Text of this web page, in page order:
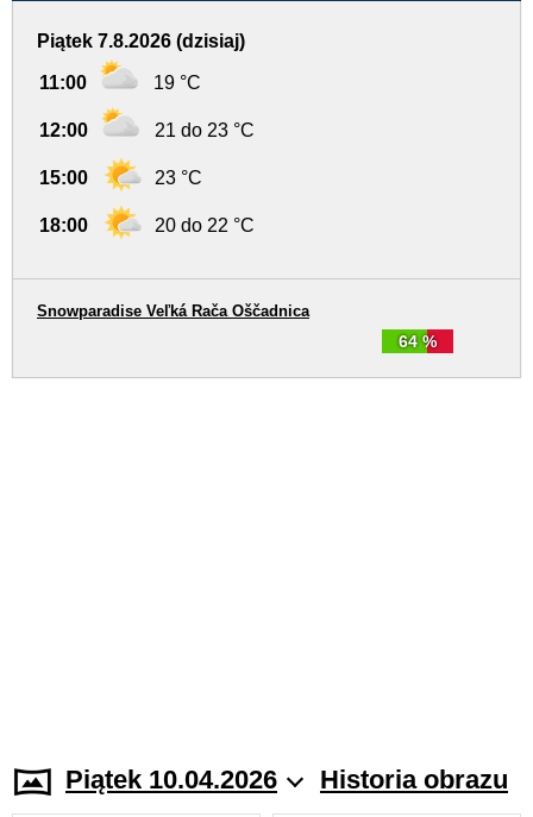
Piątek 7.8.2026 (dzisiaj)
11:00 19 °C
12:00 21 do 23 °C
15:00 23 °C
18:00 20 do 22 °C
64 %
Snowparadise Veľká Rača Oščadnica
Piątek 10.04.2026 Historia obrazu